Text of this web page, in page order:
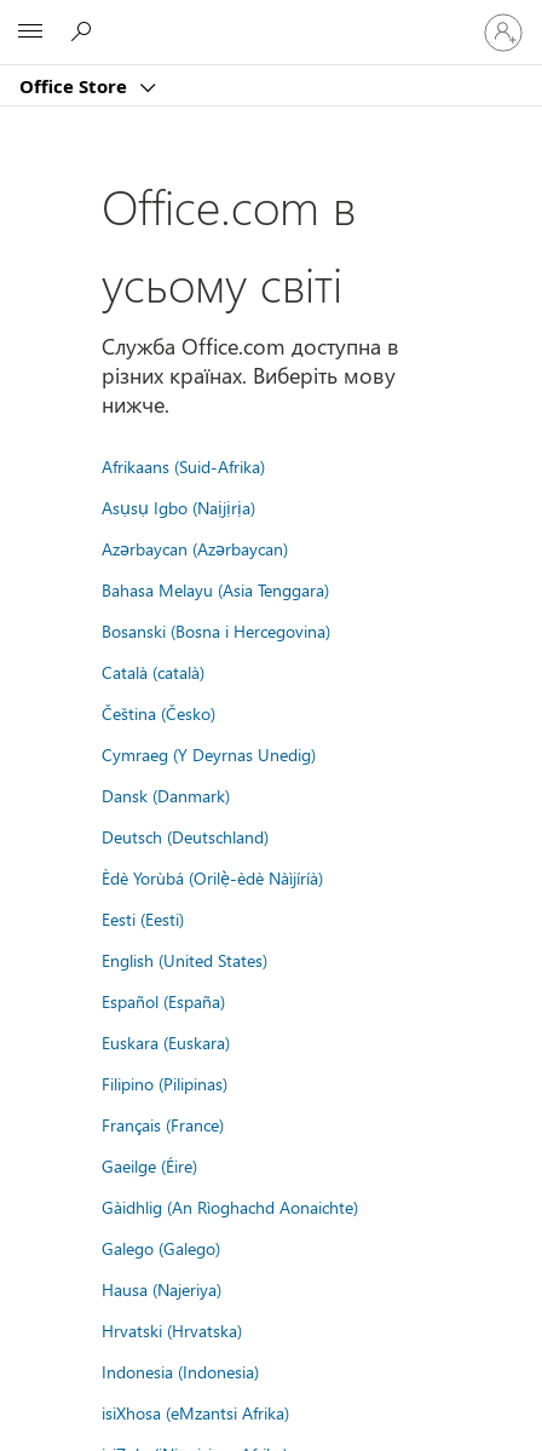
Office Store
свій
запис
Office.com в
усьому світі
Служба Office.com доступна в
різних країнах. Виберіть мову
нижче.
Afrikaans (Suid-Afrika)
Asụsụ Igbo (Naịjịrịa)
Azərbaycan (Azərbaycan)
Bahasa Melayu (Asia Tenggara)
Bosanski (Bosna i Hercegovina)
Català (català)
Čeština (Česko)
Cymraeg (Y Deyrnas Unedig)
Dansk (Danmark)
Deutsch (Deutschland)
Èdè Yorùbá (Orilẹ̀-èdè Nàìjíríà)
Eesti (Eesti)
English (United States)
Español (España)
Euskara (Euskara)
Filipino (Pilipinas)
Français (France)
Gaeilge (Éire)
Gàidhlig (An Rìoghachd Aonaichte)
Galego (Galego)
Hausa (Najeriya)
Hrvatski (Hrvatska)
Indonesia (Indonesia)
isiXhosa (eMzantsi Afrika)